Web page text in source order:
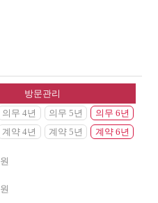
방문관리
의무 4년
계약 4년
의무 5년
계약 5년
의무 6년
계약 6년
원
원